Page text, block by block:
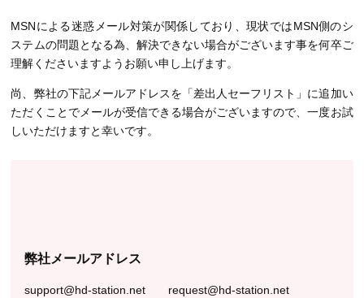
MSNによる迷惑メール対策が関係しており、現状ではMSN側のシ
ステムの問題となる為、解決できない場合がございます事を何卒ご
理解くださいますようお願い申し上げます。
尚、弊社の下記メールアドレスを「差出人セーフリスト」に追加い
ただくことでメールが受信できる場合がございますので、一度お試
しいただけますと幸いです。
弊社メールアドレス
support@hd-station.net
request@hd-station.net